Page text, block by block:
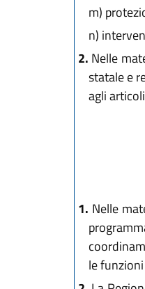
m)
n)
2. Nelle
statale e
agli
1. Nelle
le